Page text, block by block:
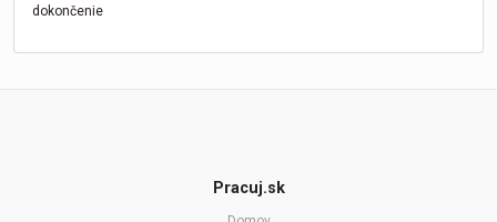
dokončenie
Pracuj.sk